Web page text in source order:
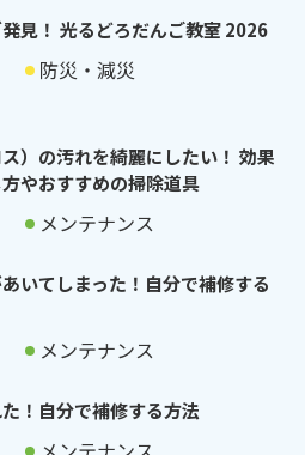
見！ 光るどろだんご教室 2026
防災・減災
）の汚れを綺麗にしたい！ 効果
やおすすめの掃除道具
メンテナンス
いてしまった！自分で補修する
メンテナンス
！自分で補修する方法